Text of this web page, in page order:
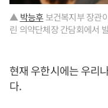
▲박능후 보건복지부 장관
린 의약단체장 간담회에서
현재 우한시에는 우리
다.